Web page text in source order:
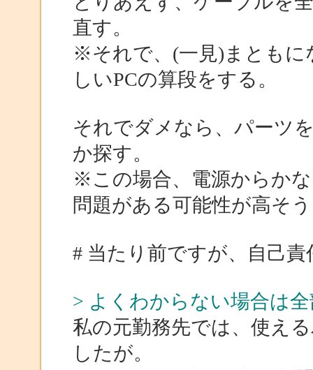
直す。
※それで、(一見)まともに
しいPCの算段をする。
それでダメなら、パーツ
か探す。
※この場合、電源からか
問題がある可能性が高そ
# 当たり前ですが、自己
> よくわからない場合は
私の元勤務先では、使え
したが。